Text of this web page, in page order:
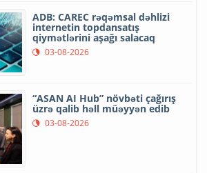
ADB: CAREC rəqəmsal dəhlizi
internetin topdansatış
qiymətlərini aşağı salacaq
03-08-2026
“ASAN AI Hub” növbəti çağırış
üzrə qalib həll müəyyən edib
03-08-2026